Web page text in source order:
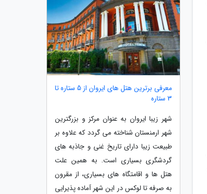
معرفی برترین هتل های ایروان از 5 ستاره تا
3 ستاره
شهر زیبا ایروان به عنوان مرکز و بزرگترین
شهر ارمنستان شناخته می گردد که علاوه بر
طبیعت زیبا دارای تاریخ غنی و جاذبه های
گردشگری بسیاری است. به همین علت
هتل ها و اقامتگاه های بسیاری، از مقرون
به صرفه تا لوکس در این شهر آماده پذیرایی